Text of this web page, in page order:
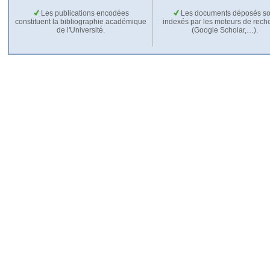
Les publications encodées
constituent la bibliographie académique
de l'Université.
Les documents déposés
indexés par les moteurs de
(Google Scholar,…).